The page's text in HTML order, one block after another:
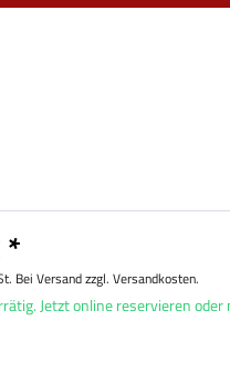
Bei Versand zzgl. Versandkosten.
Jetzt online reservieren oder